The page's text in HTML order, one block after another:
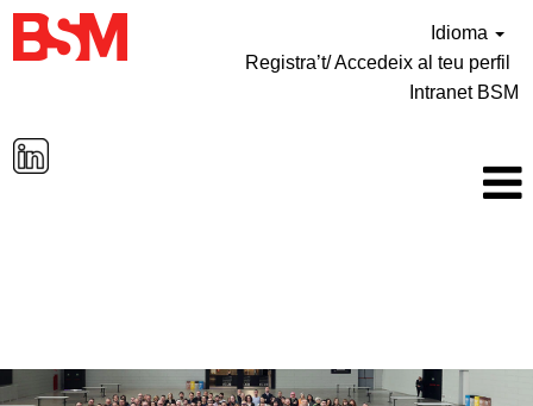
Idioma
Registra’t/ Accedeix al teu perfil
Intranet BSM